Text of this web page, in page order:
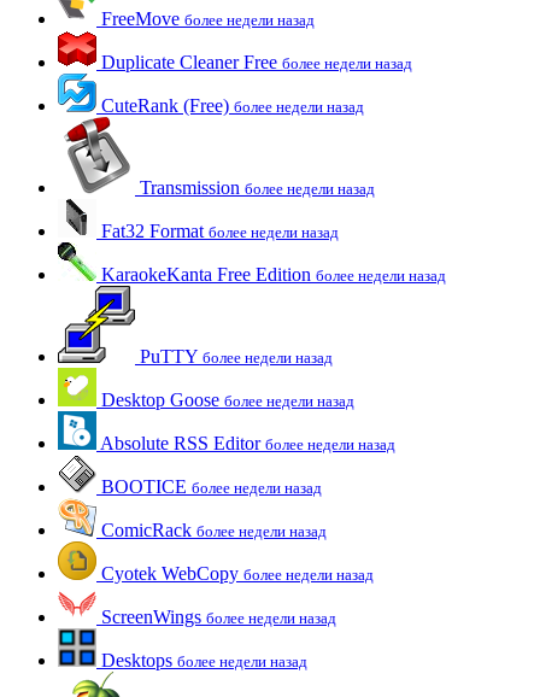
FreeMove более недели назад
Duplicate Cleaner Free более недели назад
CuteRank (Free) более недели назад
Transmission более недели назад
Fat32 Format более недели назад
KaraokeKanta Free Edition более недели назад
PuTTY более недели назад
Desktop Goose более недели назад
Absolute RSS Editor более недели назад
BOOTICE более недели назад
ComicRack более недели назад
Cyotek WebCopy более недели назад
ScreenWings более недели назад
Desktops более недели назад